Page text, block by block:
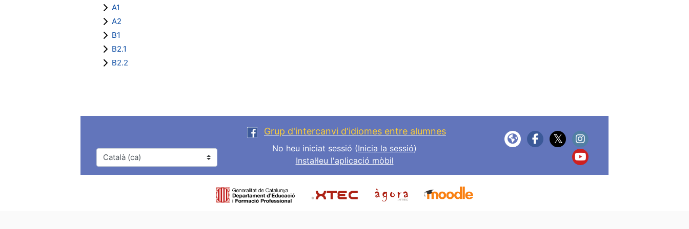
A1
A2
B1
B2.1
B2.2
Idioma
Grup d'intercanvi d'idiomes entre alumnes
No heu iniciat sessió (Inicia la sessió)
Instal·leu l'aplicació mòbil